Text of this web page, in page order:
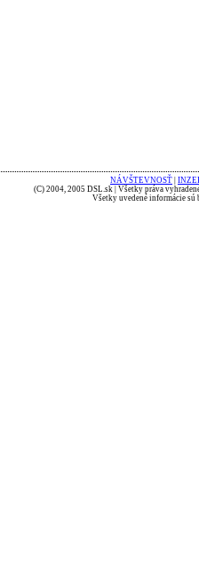
NÁVŠTEVNOSŤ
(C) 2004, 2005 DSL.sk | Všetky práva
Všetky uvedené informácie sú